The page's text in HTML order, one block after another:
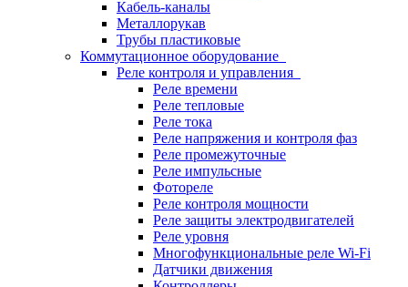
Кабель-каналы
Металлорукав
Трубы пластиковые
Коммутационное оборудование
Реле контроля и управления
Реле времени
Реле тепловые
Реле тока
Реле напряжения и контроля фаз
Реле промежуточные
Реле импульсные
Фотореле
Реле контроля мощности
Реле защиты электродвигателей
Реле уровня
Многофункциональные реле Wi-Fi
Датчики движения